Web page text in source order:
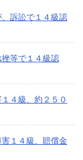
訴訟で１４級認
等で１４級認
４級、約２５０
１４級、賠償金